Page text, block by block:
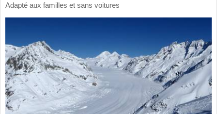
Adapté aux familles et sans voitures